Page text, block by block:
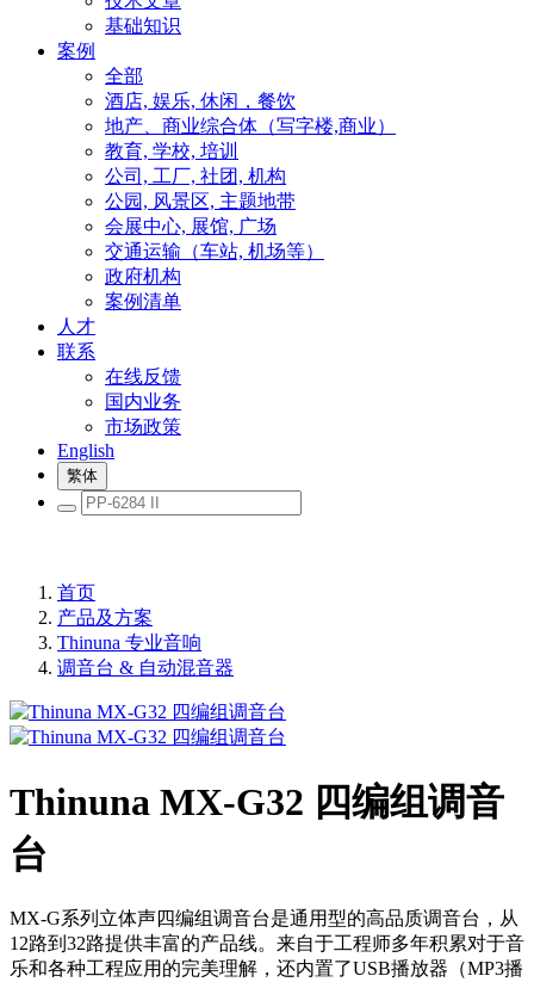
基础知识
案例
全部
酒店, 娱乐, 休闲，餐饮
地产、商业综合体（写字楼,商业）
教育, 学校, 培训
公司, 工厂, 社团, 机构
公园, 风景区, 主题地带
会展中心, 展馆, 广场
交通运输（车站, 机场等）
政府机构
案例清单
人才
联系
在线反馈
国内业务
市场政策
English
繁体
首页
产品及方案
Thinuna 专业音响
调音台 & 自动混音器
Thinuna MX-G32 四编组调音
台
MX-G系列立体声四编组调音台是通用型的高品质调音台，从
12路到32路提供丰富的产品线。来自于工程师多年积累对于音
乐和各种工程应用的完美理解，还内置了USB播放器（MP3播